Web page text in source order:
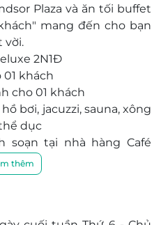
Plaza và ăn tối buffet
mang đến cho bạn
vời.
2N1Đ
khách
cho 01 khách
bơi, jacuzzi, sauna, xông
dục
soạn tại nhà hàng Café
như Tôm hùm, hàu, bào
ốc Bulot, tôm càng,…theo
nhiều hương vị khác
thêm